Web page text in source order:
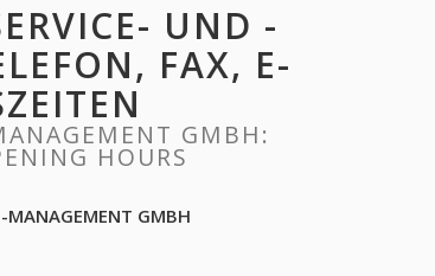
UND -
FAX, E-
GMBH:
HOURS
MANAGEMENT GMBH